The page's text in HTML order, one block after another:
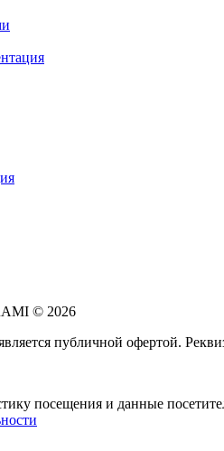
© 2026
публичной офертой.
посещения и данные